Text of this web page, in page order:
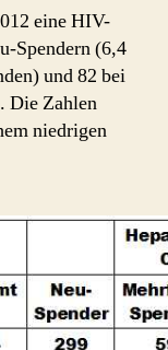
eine HIV-
Spendern (6,4
und 82 bei
Die Zahlen
niedrigen